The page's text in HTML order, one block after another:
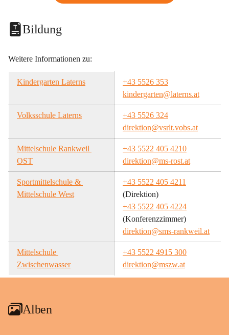
Bildung
Weitere Informationen zu:
Kindergarten Laterns
+43 5526 353
kindergarten@laterns.at
Volksschule Laterns
+43 5526 324
direktion@vsrlt.vobs.at
Mittelschule Rankweil
OST
+43 5522 405 4210
direktion@ms-rost.at
Sportmittelschule &
Mittelschule West
+43 5522 405 4211
(Direktion)
+43 5522 405 4224
(Konferenzzimmer)
direktion@sms-rankweil.at
Mittelschule
Zwischenwasser
+43 5522 4915 300
direktion@mszw.at
Alben